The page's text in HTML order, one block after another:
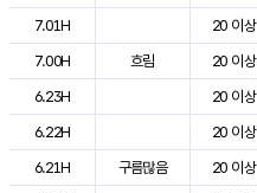
7.01H
20 이상
7.00H
흐림 20 이상
6.23H
20 이상
6.22H
20 이상
6.21H
구름많음 20 이상